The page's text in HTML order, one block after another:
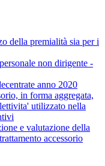
della premialità sia per i
non dirigente -
anno 2020
in forma aggregata,
utilizzato nella
e valutazione della
accessorio